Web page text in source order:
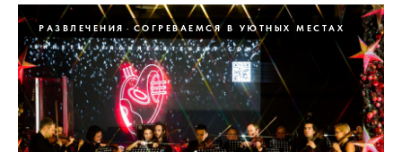
РАЗВЛЕЧЕНИЯ СОГРЕВАЕМСЯ В УЮТНЫХ МЕСТАХ